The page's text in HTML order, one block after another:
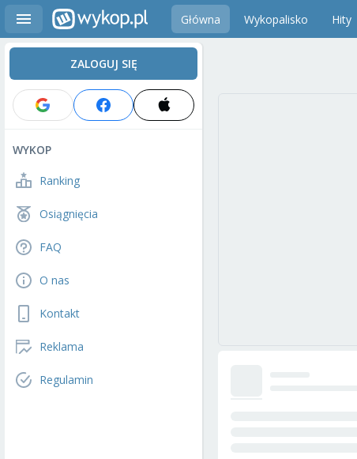
Główna Wykopalisko Hity
ZALOGUJ SIĘ
WYKOP
Ranking
Osiągnięcia
FAQ
O nas
Kontakt
Reklama
Regulamin